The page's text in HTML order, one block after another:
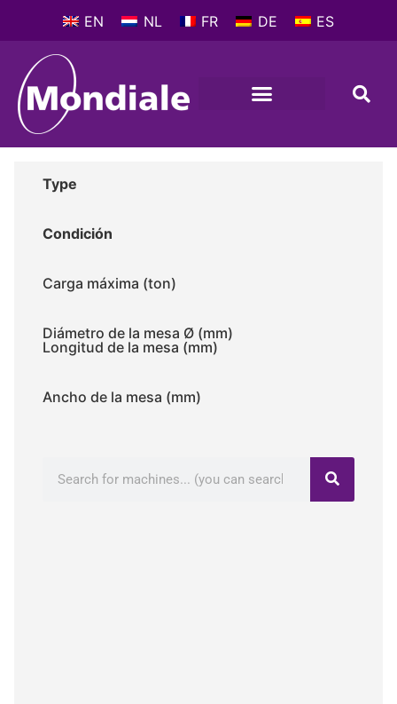
EN NL FR DE ES
Type
Condición
Carga máxima (ton)
Diámetro de la mesa Ø (mm)
Longitud de la mesa (mm)
Ancho de la mesa (mm)